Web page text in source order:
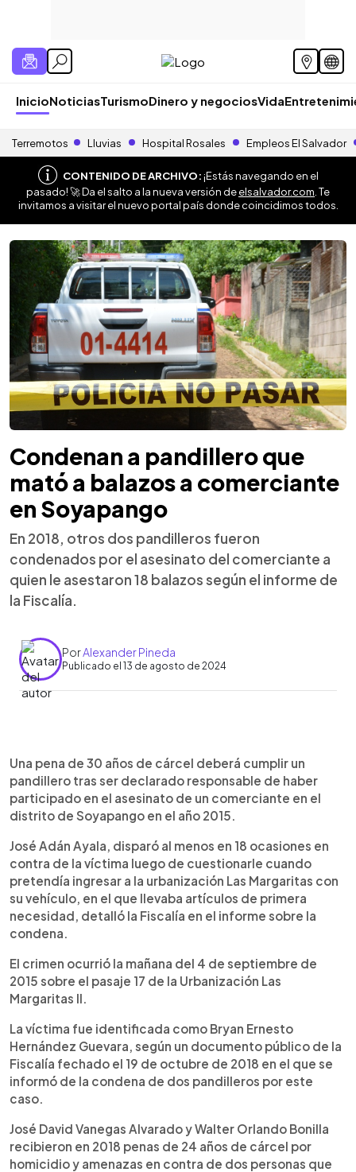
InicioNoticiasTurismoDinero y negociosVida
Terremotos Lluvias Hospital Rosales Empleos El Salvador
CONTENIDO DE ARCHIVO:¡Estás navegando en el
pasado! 🚀 Da el salto a la nueva versión deelsalvador.com . Te
invitamos a visitar el nuevo portal país donde coincidimos todos.
Condenan a pandillero que
mató a balazos a comerciante
en Soyapango
En 2018, otros dos pandilleros fueron
condenados por el asesinato del comerciante a
quien le asestaron 18 balazos según el informe de
la Fiscalía.
PorAlexander Pineda
Publicado el 13 de agosto de 2024
Escuchar artículo
Una pena de 30 años de cárcel deberá cumplir un
pandillero tras ser declarado responsable de haber
participado en el asesinato de un comerciante en el
distrito de Soyapango en el año 2015.
José Adán Ayala, disparó al menos en 18 ocasiones en
contra de la víctima luego de cuestionarle cuando
pretendía ingresar a la urbanización Las Margaritas con
su vehículo, en el que llevaba artículos de primera
necesidad, detalló la Fiscalía en el informe sobre la
condena.
El crimen ocurrió la mañana del 4 de septiembre de
2015 sobre el pasaje 17 de la Urbanización Las
Margaritas II.
La víctima fue identificada como Bryan Ernesto
Hernández Guevara, según un documento público de la
Fiscalía fechado el 19 de octubre de 2018 en el que se
informó de la condena de dos pandilleros por este
caso.
José David Vanegas Alvarado y Walter Orlando Bonilla
recibieron en 2018 penas de 24 años de cárcel por
homicidio y amenazas en contra de dos personas que